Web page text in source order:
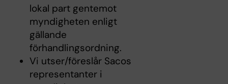
lokal part gentemot
myndigheten enligt
gällande
förhandlingsordning.
Vi utser/föreslår Sacos
representanter i